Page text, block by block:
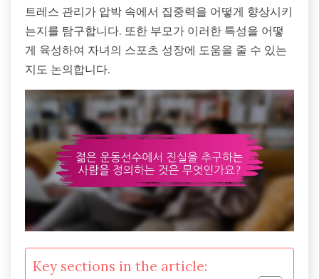
트레스 관리가 압박 속에서 집중력을 어떻게 향상시키
는지를 탐구합니다. 또한 부모가 이러한 특성을 어떻
게 육성하여 자녀의 스포츠 성장에 도움을 줄 수 있는
지도 논의합니다.
Key sections in the article: